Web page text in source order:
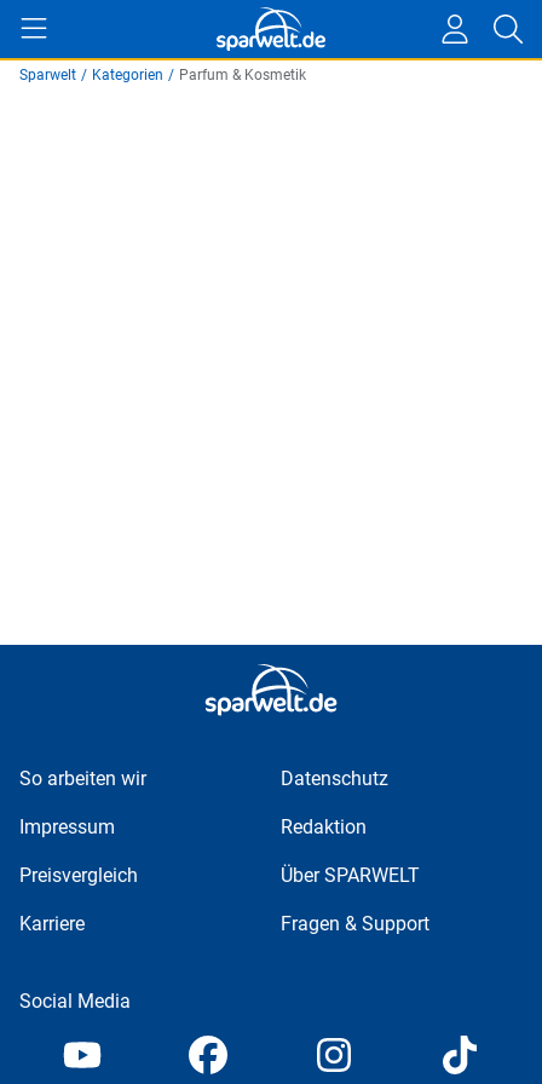
Sparwelt / Kategorien / Parfum & Kosmetik
So arbeiten wir Datenschutz
Impressum Redaktion
Preisvergleich Über SPARWELT
Karriere Fragen & Support
Social Media